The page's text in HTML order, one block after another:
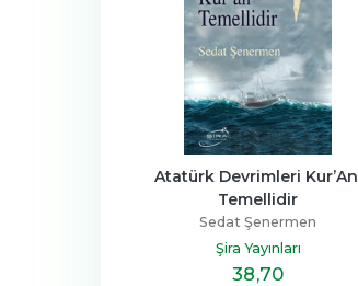
Atatürk Devrimleri Kur’An
Temellidir
Sedat Şenermen
Şira Yayınları
38,70